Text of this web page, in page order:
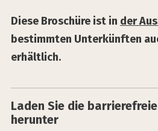
Diese Broschüre ist in der
bestimmten Unterkünften
erhältlich.
Laden Sie die
her­un­ter